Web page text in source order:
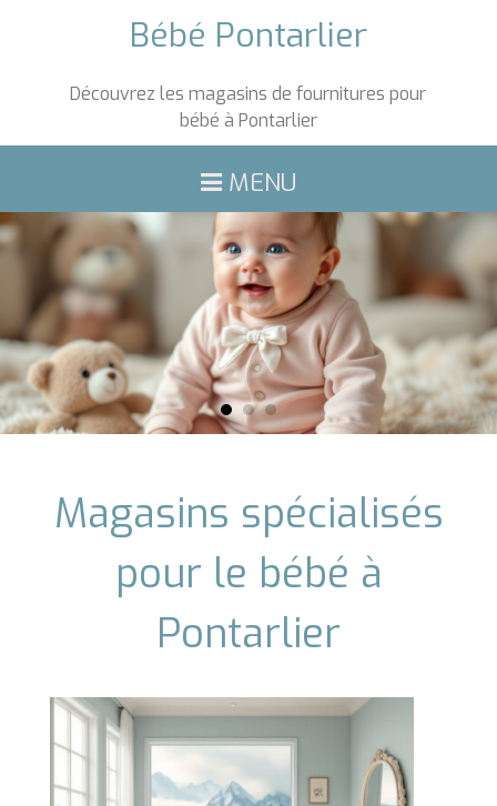
Bébé Pontarlier
Découvrez les magasins de fournitures pour
bébé à Pontarlier
ACCUEIL
PRODUITS
ANIMATIONS
PROMOTIONS
MENU
Magasins spécialisés
pour le bébé à
Pontarlier